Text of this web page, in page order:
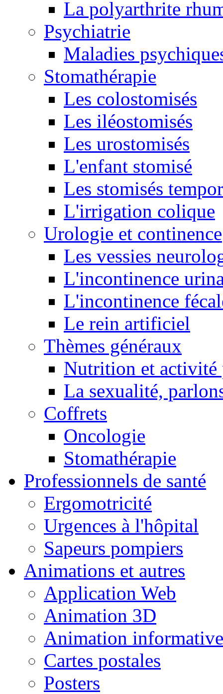
La polyarthrite
Psychiatrie
Maladies
Stomathérapie
Les colostomisés
Les iléostomisés
Les urostomisés
L'enfant stomisé
Les stomisés
L'irrigation colique
Urologie et continence
Les vessies
L'incontinence
L'incontinence
Le rein artificiel
Thèmes généraux
Nutrition et activité
La sexualité,
Coffrets
Oncologie
Stomathérapie
Professionnels de santé
Ergomotricité
Urgences à l'hôpital
Sapeurs pompiers
Animations et autres
Application Web
Animation 3D
Animation informative
Cartes postales
Posters